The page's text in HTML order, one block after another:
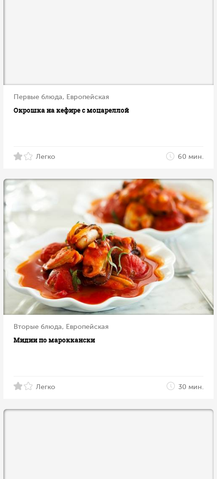
Первые блюда, Европейская
Окрошка на кефире с моцареллой
Легко 60 мин.
Вторые блюда, Европейская
Мидии по мароккански
Легко 30 мин.